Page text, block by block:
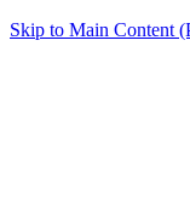
Skip to Main Content